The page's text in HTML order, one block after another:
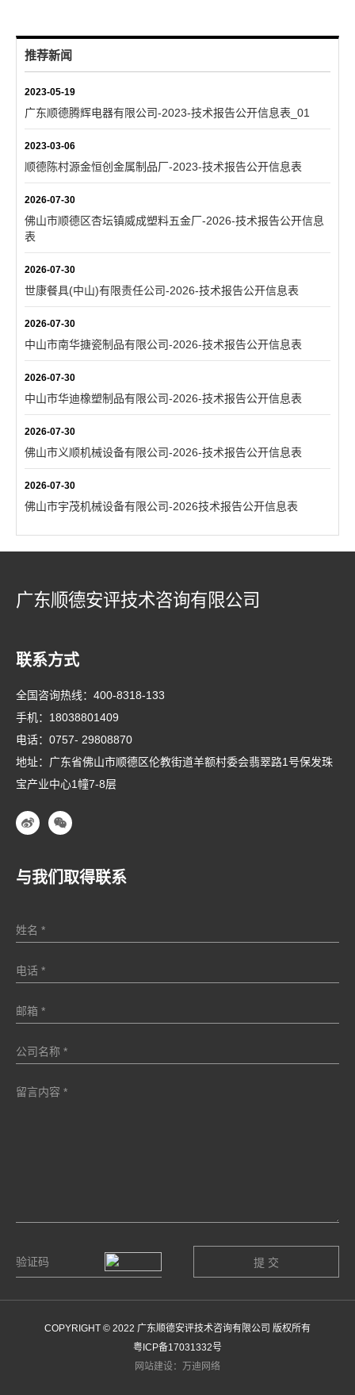
推荐新闻
2023-05-19
广东顺德腾辉电器有限公司-2023-技术报告公开信息表_01
2023-03-06
顺德陈村源金恒创金属制品厂-2023-技术报告公开信息表
2026-07-30
佛山市顺德区杏坛镇威成塑料五金厂-2026-技术报告公开信息
表
2026-07-30
世康餐具(中山)有限责任公司-2026-技术报告公开信息表
2026-07-30
中山市南华搪瓷制品有限公司-2026-技术报告公开信息表
2026-07-30
中山市华迪橡塑制品有限公司-2026-技术报告公开信息表
2026-07-30
佛山市义顺机械设备有限公司-2026-技术报告公开信息表
2026-07-30
佛山市宇茂机械设备有限公司-2026技术报告公开信息表
广东顺德安评技术咨询有限公司
联系方式
全国咨询热线： 400-8318-133
手机： 18038801409
电话： 0757- 29808870
地址：广东省佛山市顺德区伦教街道羊额村委会翡翠路1号保发珠
宝产业中心1幢7-8层
与我们取得联系
COPYRIGHT © 2022 广东顺德安评技术咨询有限公司 版权所有
粤ICP备17031332号
网站建设：万迪网络